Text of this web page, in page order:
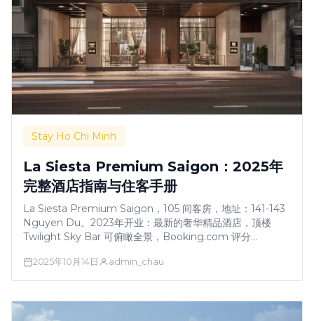
Stay Ho Chi Minh
La Siesta Premium Saigon：2025年
完整酒店指南与住客手册
La Siesta Premium Saigon，105 间客房，地址：141-143
Nguyen Du。2023年开业：最新的奢华精品酒店，顶楼
Twilight Sky Bar 可俯瞰全景，Booking.com 评分
房间宽敞优雅并配有高端设施，服务卓越，设施全新。房价
110 美元/晚起。
2025年10月14日 admin_chau